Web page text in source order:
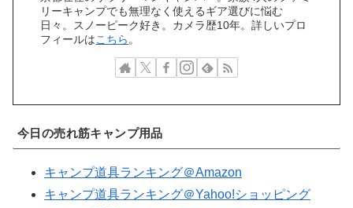
リーキャンプでも無理なく使えるギア選びに悩む
日々。スノーピーク好き。カメラ歴10年。詳しいプロ
フィールはこちら 。
今日の売れ筋キャンプ用品
キャンプ道具ランキング＠Amazon
キャンプ道具ランキング＠Yahoo!ショッピング